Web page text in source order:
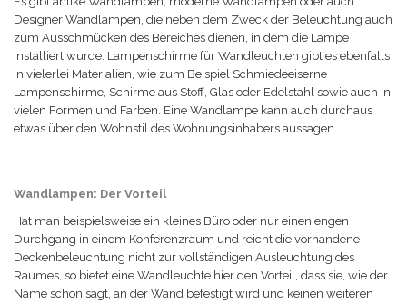
Designer Wandlampen, die neben dem Zweck der Beleuchtung auch
zum Ausschmücken des Bereiches dienen, in dem die Lampe
installiert wurde. Lampenschirme für Wandleuchten gibt es ebenfalls
in vielerlei Materialien, wie zum Beispiel Schmiedeeiserne
Lampenschirme, Schirme aus Stoff, Glas oder Edelstahl sowie auch in
vielen Formen und Farben. Eine Wandlampe kann auch durchaus
etwas über den Wohnstil des Wohnungsinhabers aussagen.
Wandlampen: Der Vorteil
Hat man beispielsweise ein kleines Büro oder nur einen engen
Durchgang in einem Konferenzraum und reicht die vorhandene
Deckenbeleuchtung nicht zur vollständigen Ausleuchtung des
Raumes, so bietet eine Wandleuchte hier den Vorteil, dass sie, wie der
Name schon sagt, an der Wand befestigt wird und keinen weiteren